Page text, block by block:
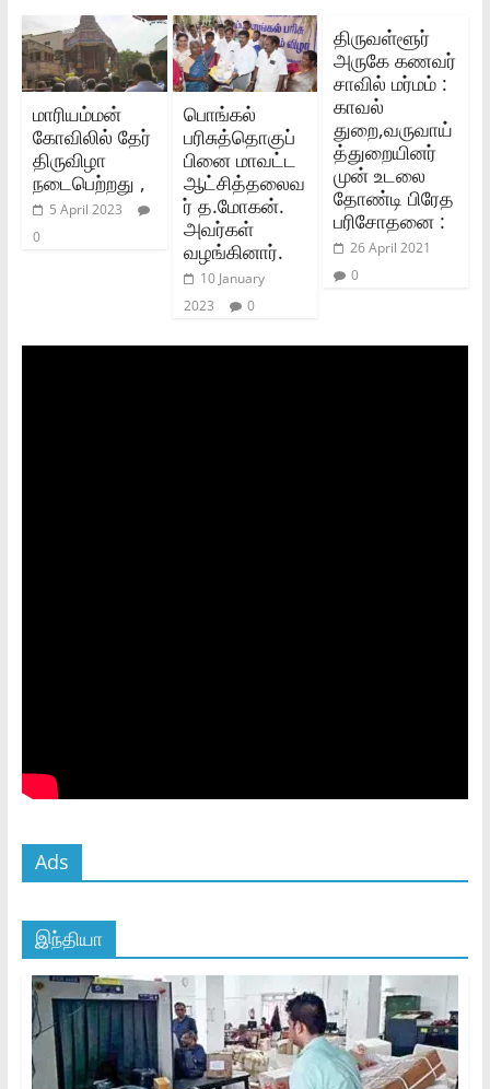
மாரியம்மன்
கோவிலில் தேர்
திருவிழா
நடைபெற்றது ,
5 April 2023
0
பொங்கல்
பரிசுத்தொகுப்
பினை மாவட்ட
ஆட்சித்தலைவ
ர் த.மோகன்.
அவர்கள்
வழங்கினார்.
10 January
2023
0
திருவள்ளூர்
அருகே கணவர்
சாவில் மர்மம் :
காவல்
துறை,வருவாய்
த்துறையினர்
முன் உடலை
தோண்டி பிரேத
பரிசோதனை :
26 April 2021
0
Ads
இந்தியா